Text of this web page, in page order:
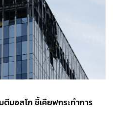
มอสโก ชี้เคียฟกระทำการ